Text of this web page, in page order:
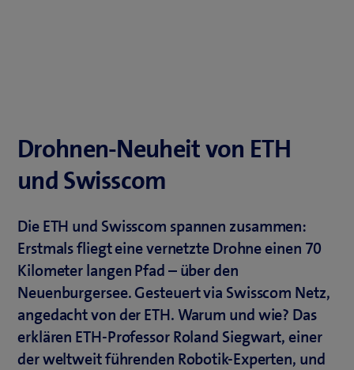
Drohnen-Neuheit von ETH
und Swisscom
Die ETH und Swisscom spannen zusammen:
Erstmals fliegt eine vernetzte Drohne einen 70
Kilometer langen Pfad – über den
Neuenburgersee. Gesteuert via Swisscom Netz,
angedacht von der ETH. Warum und wie? Das
erklären ETH-Professor Roland Siegwart, einer
der weltweit führenden Robotik-Experten, und